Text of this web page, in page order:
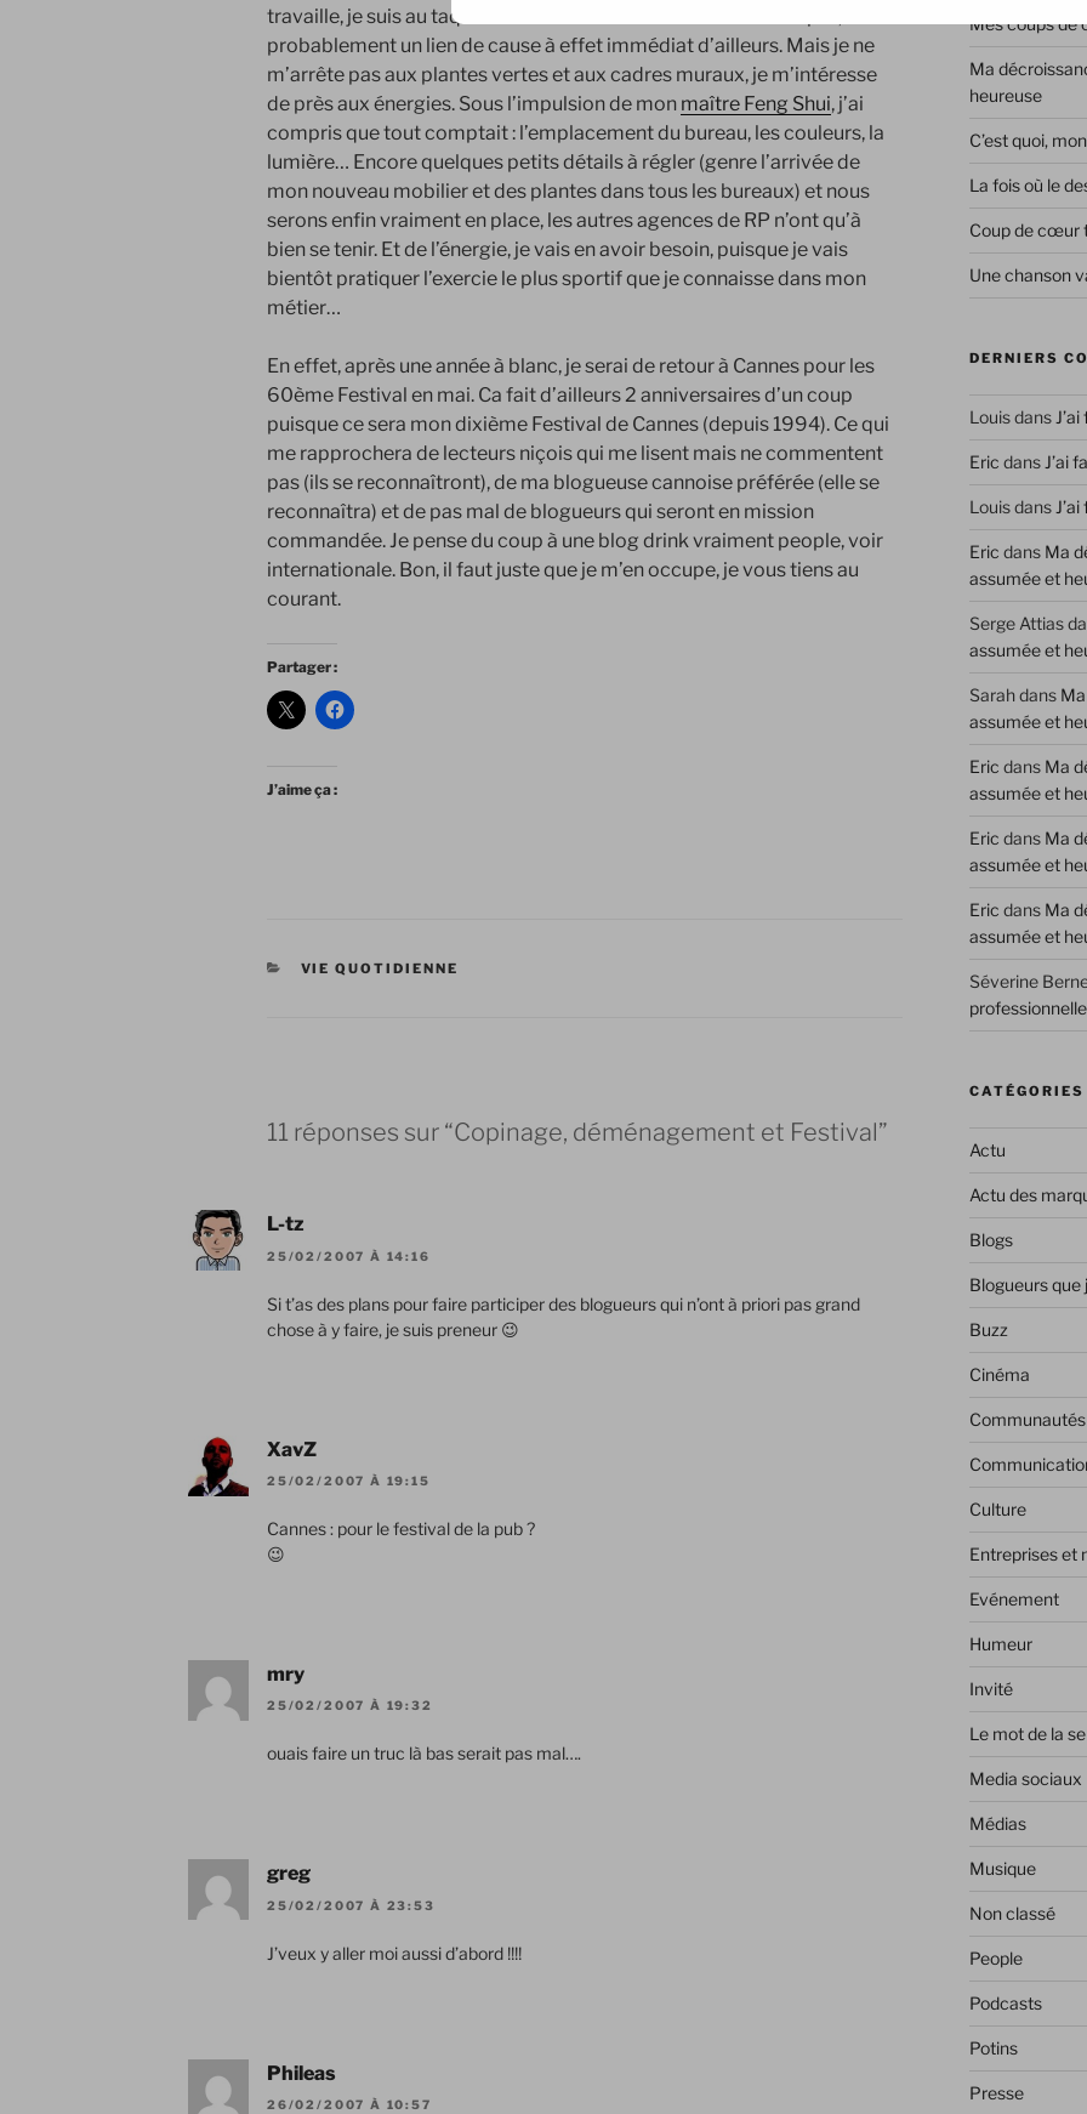
travaille, je suis au taquet sur la déco de mon environnement pro, avec
probablement un lien de cause à effet immédiat d’ailleurs. Mais je ne
m’arrête pas aux plantes vertes et aux cadres muraux, je m’intéresse
de près aux énergies. Sous l’impulsion de mon maître Feng Shui, j’ai
compris que tout comptait : l’emplacement du bureau, les couleurs, la
lumière… Encore quelques petits détails à régler (genre l’arrivée de
mon nouveau mobilier et des plantes dans tous les bureaux) et nous
serons enfin vraiment en place, les autres agences de RP n’ont qu’à
bien se tenir. Et de l’énergie, je vais en avoir besoin, puisque je vais
bientôt pratiquer l’exercie le plus sportif que je connaisse dans mon
métier…
En effet, après une année à blanc, je serai de retour à Cannes pour les
60ème Festival en mai. Ca fait d’ailleurs 2 anniversaires d’un coup
puisque ce sera mon dixième Festival de Cannes (depuis 1994). Ce qui
me rapprochera de lecteurs niçois qui me lisent mais ne commentent
pas (ils se reconnaîtront), de ma blogueuse cannoise préférée (elle se
reconnaîtra) et de pas mal de blogueurs qui seront en mission
commandée. Je pense du coup à une blog drink vraiment people, voir
internationale. Bon, il faut juste que je m’en occupe, je vous tiens au
courant.
Partager :
J’aime ça :
CATÉGORIES
VIE QUOTIDIENNE
11 réponses sur “Copinage, déménagement et Festival”
L-tz
25/02/2007 À 14:16
Si t’as des plans pour faire participer des blogueurs qui n’ont à priori pas grand
chose à y faire, je suis preneur 😉
XavZ
25/02/2007 À 19:15
Cannes : pour le festival de la pub ?
😉
mry
25/02/2007 À 19:32
ouais faire un truc là bas serait pas mal….
greg
25/02/2007 À 23:53
J’veux y aller moi aussi d’abord !!!!
Phileas
26/02/2007 À 10:57
Mes coups de
Ma
heureuse
C’est quoi,
La fois où le
Coup de cœur
Une chanson
DERNIERS
Louisdans
Eric dans J’ai
Louisdans
Eric dans Ma
assumée et
Serge Attias
assumée et
Sarahdans
assumée et
Eric dans Ma
assumée et
Eric dans Ma
assumée et
Eric dans Ma
assumée et
Séverine
CATÉGORIES
Actu
Actu des
Blogs
Blogueurs que
Buzz
Cinéma
Communautés
Culture
Entreprises et
Evénement
Humeur
Invité
Le mot de la
Media sociaux
Médias
Musique
Non classé
People
Podcasts
Potins
Presse